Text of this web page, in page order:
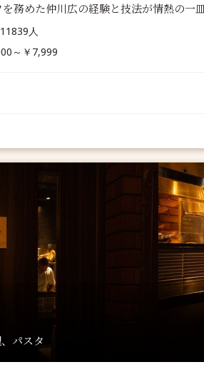
務めた仲川広の経験と技法が情熱の一
11839人
～￥7,999
パスタ